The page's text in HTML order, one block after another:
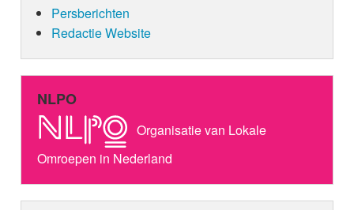
Persberichten
Redactie Website
NLPO
Organisatie van Lokale
Omroepen in Nederland